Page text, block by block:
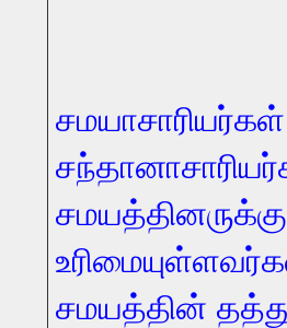
சமயத்தின்